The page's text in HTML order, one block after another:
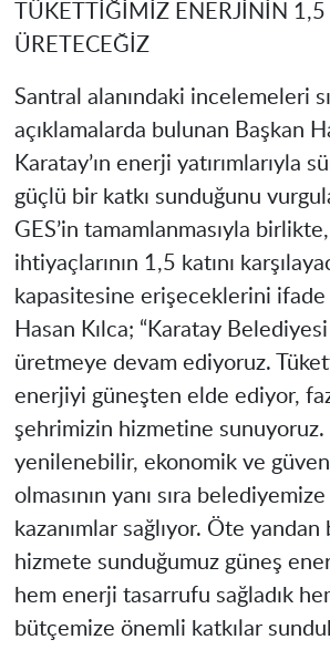
TÜKETTİĞİMİZ ENERJİNİN 1,5
ÜRETECEĞİZ
Santral alanındaki incelemeleri
açıklamalarda bulunan Başkan
Karatay’ın enerji yatırımlarıyla
güçlü bir katkı sunduğunu
GES’in tamamlanmasıyla
ihtiyaçlarının 1,5 katını
kapasitesine erişeceklerini
Hasan Kılca; “Karatay
üretmeye devam ediyoruz.
enerjiyi güneşten elde ediyor,
şehrimizin hizmetine
yenilenebilir, ekonomik ve
olmasının yanı sıra
kazanımlar sağlıyor. Öte
hizmete sunduğumuz güneş
hem enerji tasarrufu sağladık
bütçemize önemli katkılar